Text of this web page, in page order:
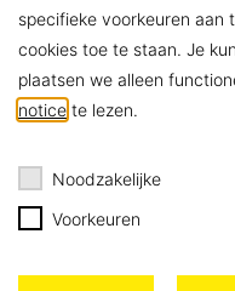
ARCHIKON
Algemene voorwaarden
Privacy policy
specifieke voorkeuren aan
cookies toe te staan. Je
plaatsen we alleen
notice te lezen.
Noodzakelijke
Voorkeuren